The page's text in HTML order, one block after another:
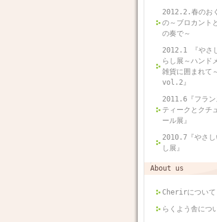
2012.2.春のお
の～ブロカント
の奏で～
2012.1 『やさ
らし展～ハンド
雑貨に囲まれて
vol.2』
2011.6『フラン
ティークとクチ
ール展』
2010.7『やさし
し展』
About us
Cherirについて
らくよう舎につ